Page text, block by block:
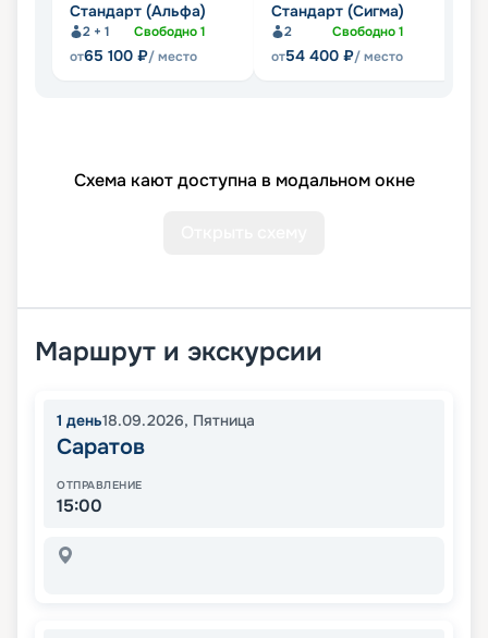
Стандарт (Альфа)
2 + 1 Свободно1
от65 100 ₽/ место
Стандарт (Сигма)
2 Свободно1
от54 400 ₽/ место
Схема кают доступна в модальном окне
Маршрут и экскурсии
1 день18.09.2026, Пятница
Саратов
ОТПРАВЛЕНИЕ
15:00